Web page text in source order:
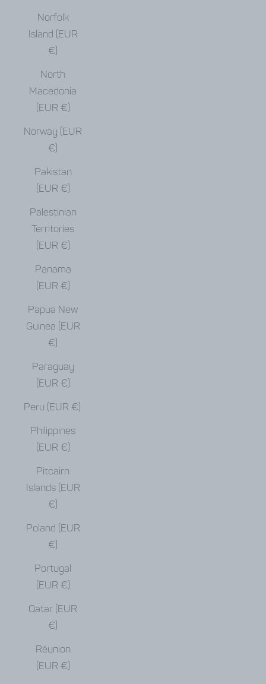
Norfolk
Island (EUR
€)
North
Macedonia
(EUR €)
Norway (EUR
€)
Pakistan
(EUR €)
Palestinian
Territories
(EUR €)
Panama
(EUR €)
Papua New
Guinea (EUR
€)
Paraguay
(EUR €)
Peru (EUR €)
Philippines
(EUR €)
Pitcairn
Islands (EUR
€)
Poland (EUR
€)
Portugal
(EUR €)
Qatar (EUR
€)
Réunion
(EUR €)